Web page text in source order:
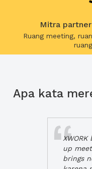
Mitra
Ruang meeting,
Apa kata
up
brings